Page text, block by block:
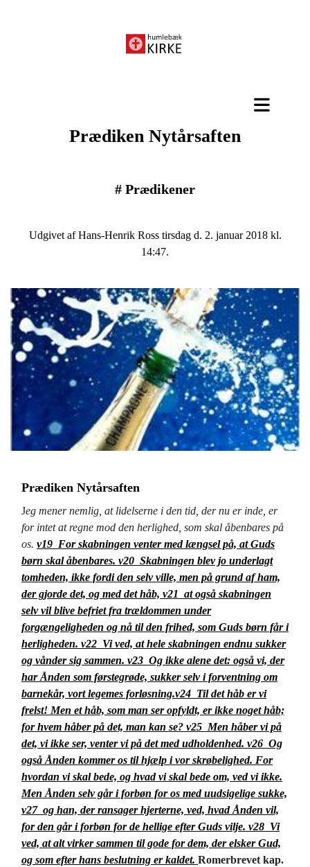
Prædiken Nytårsaften
# Prædikener
Udgivet af Hans-Henrik Ross tirsdag d. 2. januar 2018 kl.
14:47.
Prædiken Nytårsaften
Jeg mener nemlig, at lidelserne i den tid, der nu er inde, er
for intet at regne mod den herlighed, som skal åbenbares på
os. v19 For skabningen venter med længsel på, at Guds
børn skal åbenbares. v20 Skabningen blev jo underlagt
tomheden, ikke fordi den selv ville, men på grund af ham,
der gjorde det, og med det håb, v21 at også skabningen
selv vil blive befriet fra trældommen under
forgængeligheden og nå til den frihed, som Guds børn får i
herligheden. v22 Vi ved, at hele skabningen endnu sukker
og vånder sig sammen. v23 Og ikke alene det: også vi, der
har Ånden som førstegrøde, sukker selv i forventning om
barnekår, vort legemes forløsning.v24 Til det håb er vi
frelst! Men et håb, som man ser opfyldt, er ikke noget håb;
for hvem håber på det, man kan se? v25 Men håber vi på
det, vi ikke ser, venter vi på det med udholdenhed. v26 Og
også Ånden kommer os til hjælp i vor skrøbelighed. For
hvordan vi skal bede, og hvad vi skal bede om, ved vi ikke.
Men Ånden selv går i forbøn for os med uudsigelige sukke,
v27og han, der ransager hjerterne, ved, hvad Ånden vil,
for den går i forbøn for de hellige efter Guds vilje. v28 Vi
ved, at alt virker sammen til gode for dem, der elsker Gud,
og som efter hans beslutning er kaldet. Romerbrevet kap.